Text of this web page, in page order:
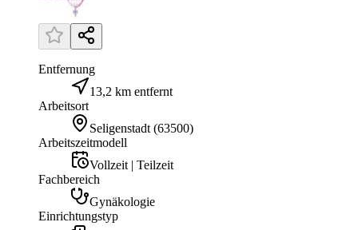
Entfernung
13,2 km entfernt
Arbeitsort
Seligenstadt (63500)
Arbeitszeitmodell
Vollzeit | Teilzeit
Fachbereich
Gynäkologie
Einrichtungstyp